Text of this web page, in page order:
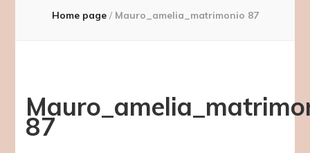
Home page / Mauro_amelia_matrimonio 87
87